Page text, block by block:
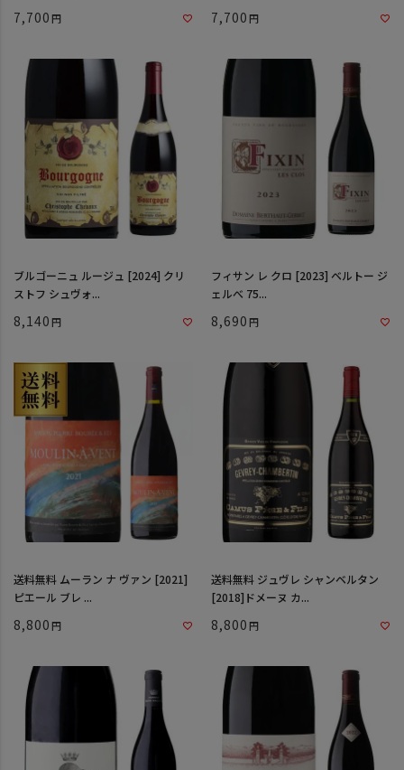
7,700 7,700
ブルゴーニュ ルージュ [2024] クリ
ストフ シュヴォ...
8,140
フィサン レ クロ [2023] ベルトー ジ
ェルべ 75...
8,690
送料無料 ムーラン ナ ヴァン [2021]
ピエール ブレ ...
8,800
送料無料 ジュヴレ シャンベルタン
[2018]ドメーヌ カ...
8,800